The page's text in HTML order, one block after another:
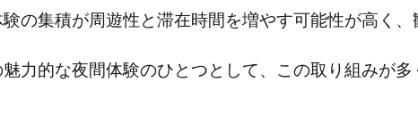
の集積が周遊性と滞在時間を増やす可能性が高く
力的な夜間体験のひとつとして、この取り組みが多